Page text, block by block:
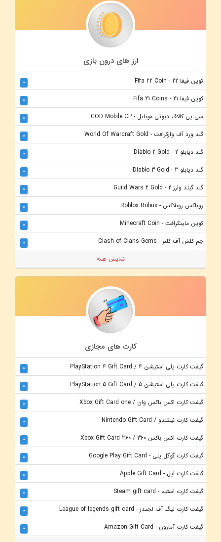
ارز های درون بازی
کوین فیفا 22 - Fifa 22 Coin 0
کوین فیفا 21 - Fifa 21 Coins 0
سی پی کالاف دیوتی موبایل - COD Mobile CP 0
گلد ورد آف وارکرافت - World Of Warcraft Gold 0
گلد دیابلو 2 - Diablo 2 Gold 0
گلد دیابلو 3 - Diablo 3 Gold 0
گلد گیلد وارز 2 - Guild Wars 2 Gold 0
روباکس روبلاکس - Roblox Robux 0
کوین ماینکرافت - Minecraft Coin 0
جم کلش آف کلنز - Clash of Clans Gems 0
نمایش همه
کارت های مجازی
گیفت کارت پلی استیشن 4 / PlayStation 4 Gift Card 0
گیفت کارت پلی استیشن 5 / PlayStation 5 Gift Card 0
گیفت کارت اکس باکس وان / Xbox Gift Card one 0
گیفت کارت نینتندو / Nintendo Gift Card 0
گیفت کارت اکس باکس 360 / Xbox Gift Card 360 0
گیفت کارت گوگل پلی - Google Play Gift Card 0
گیفت کارت اپل - Apple Gift Card 0
گیفت کارت استیم - Steam gift card 0
گیفت کارت لیگ آف لجندز - League of legends gift card 0
گیفت کارت آمازون - Amazon Gift Card 0